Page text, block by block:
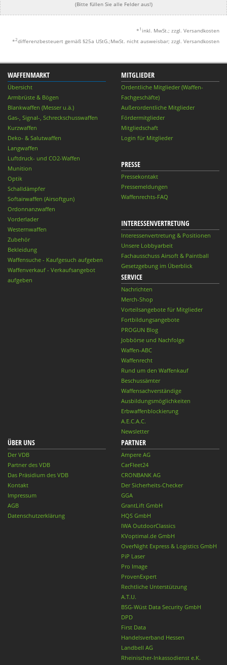
(Bitte füllen Sie alle Felder aus!)
* 1 inkl. MwSt.; zzgl. Versandkosten
*2differenzbesteuert gemäß §25a UStG.;MwSt. nicht ausweisbar; zzgl. Versandkosten
WAFFENMARKT
Übersicht
Armbrüste & Bögen
Blankwaffen (Messer u.ä.)
Gas-, Signal-, Schreckschusswaffen
Kurzwaffen
Deko- & Salutwaffen
Langwaffen
Luftdruck- und CO2-Waffen
Munition
Optik
Schalldämpfer
Softairwaffen (Airsoftgun)
Ordonnanzwaffen
Vorderlader
Westernwaffen
Zubehör
Bekleidung
Waffensuche - Kaufgesuch aufgeben
Waffenverkauf - Verkaufsangebot
aufgeben
MITGLIEDER
Ordentliche Mitglieder (Waffen-
Fachgeschäfte)
Außerordentliche Mitglieder
Fördermitglieder
Mitgliedschaft
Login für Mitglieder
PRESSE
Pressekontakt
Pressemeldungen
Waffenrechts-FAQ
INTERESSENVERTRETUNG
Interessenvertretung & Positionen
Unsere Lobbyarbeit
Fachausschuss Airsoft & Paintball
Gesetzgebung im Überblick
SERVICE
Nachrichten
Merch-Shop
Vorteilsangebote für Mitglieder
Fortbildungsangebote
PROGUN Blog
Jobbörse und Nachfolge
Waffen-ABC
Waffenrecht
Rund um den Waffenkauf
Beschussämter
Waffensachverständige
Ausbildungsmöglichkeiten
Erbwaffenblockierung
A.E.C.A.C.
Newsletter
ÜBER UNS
Der VDB
Partner des VDB
Das Präsidium des VDB
Kontakt
Impressum
AGB
Datenschutzerklärung
PARTNER
Ampere AG
CarFleet24
CRONBANK AG
Der Sicherheits-Checker
GGA
GrantLift GmbH
HQS GmbH
IWA OutdoorClassics
KVoptimal.de GmbH
OverNight Express & Logistics GmbH
PiP Laser
Pro Image
ProvenExpert
Rechtliche Unterstützung
A.T.U.
BSG-Wüst Data Security GmbH
DPD
First Data
Handelsverband Hessen
Landbell AG
Rheinischer-Inkassodienst e.K.